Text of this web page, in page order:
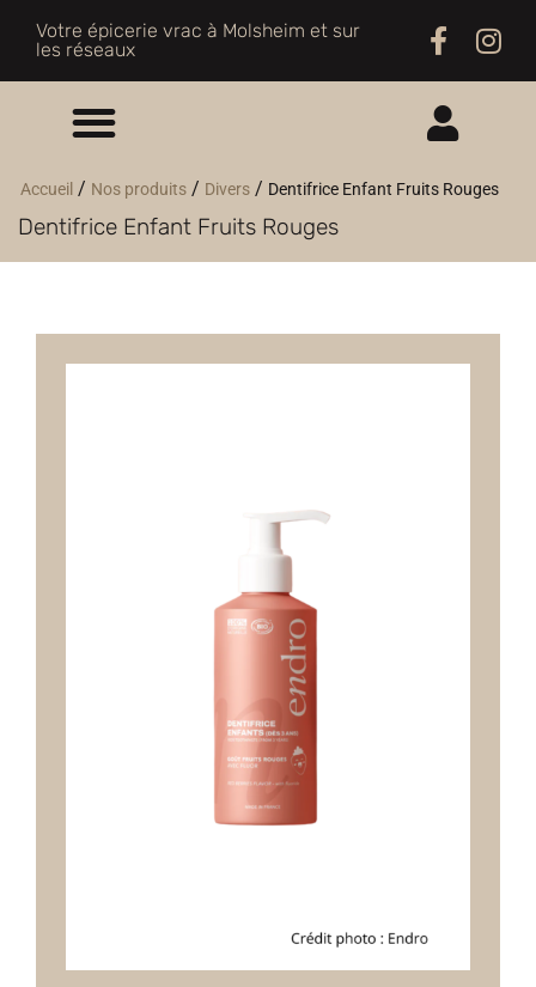
Votre épicerie vrac à Molsheim et sur
les réseaux
ME CONNECTER
Accueil / Nos produits / Divers / Dentifrice Enfant Fruits Rouges
Dentifrice Enfant Fruits Rouges